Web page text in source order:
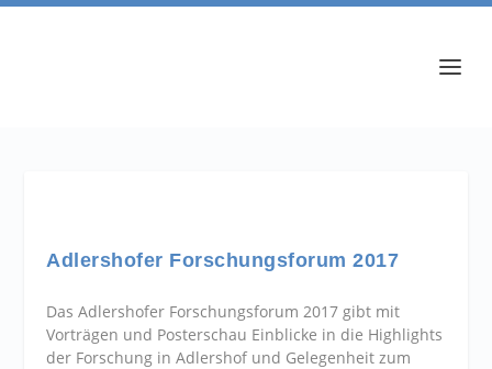
Adlershofer Forschungsforum 2017
Das Adlershofer Forschungsforum 2017 gibt mit
Vorträgen und Posterschau Einblicke in die Highlights
der Forschung in Adlershof und Gelegenheit zum